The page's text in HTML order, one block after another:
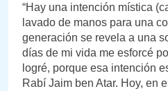
“Hay una intención mística
lavado de manos para una
generación se revela a una
días de mi vida me esforcé
logré, porque esa intención
Rabí Jaim ben Atar. Hoy, en